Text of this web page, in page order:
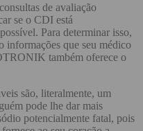
de avaliação
se o CDI está
Para determinar isso,
informações que seu médico
também oferece o
são, literalmente, um
pode lhe dar mais
potencialmente fatal, pois